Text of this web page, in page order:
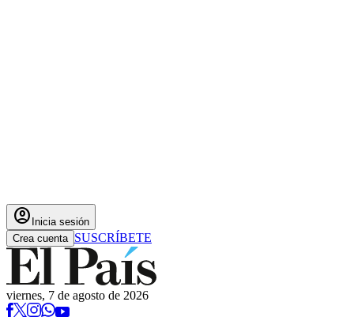
account_circle Inicia sesión
Crea cuenta SUSCRÍBETE
viernes, 7 de agosto de 2026